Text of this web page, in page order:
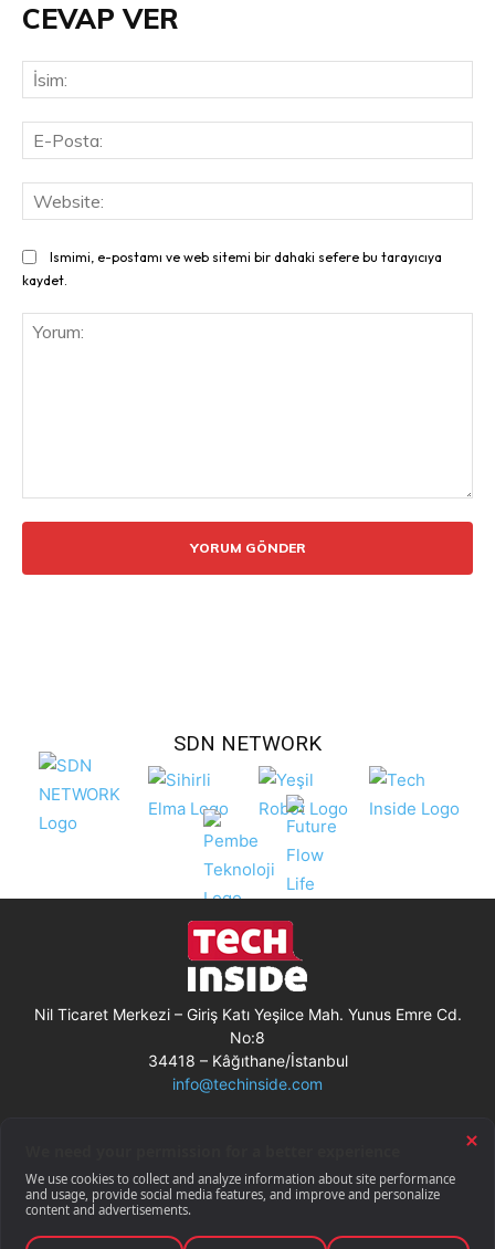
CEVAP VER
Ismimi, e-postamı ve web sitemi bir dahaki sefere bu tarayıcıya
kaydet.
SDN NETWORK
Nil Ticaret Merkezi – Giriş Katı Yeşilce Mah. Yunus Emre Cd.
No:8
34418 – Kâğıthane/İstanbul
info@techinside.com
Gizlilik Bildirimi
RSS